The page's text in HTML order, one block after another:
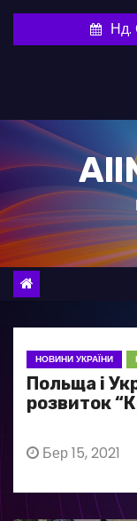
и
о
в
Нд.
НОВИНИ УКРАЇНИ
Польща і
розвиток
Бер 15, 2021